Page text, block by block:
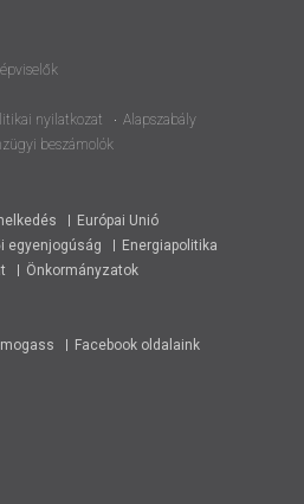
nyilatkozat
Alapszabály
beszámolók
Európai Unió
egyenjogúság
Energiapolitika
Önkormányzatok
Facebook oldalaink